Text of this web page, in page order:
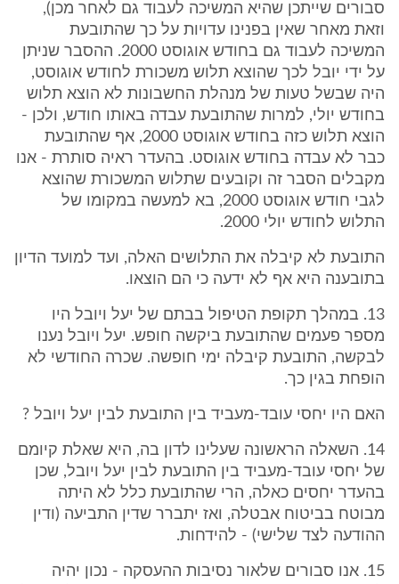
סבורים שייתכן שהיא המשיכה לעבוד גם לאחר מכן),
וזאת מאחר שאין בפנינו עדויות על כך שהתובעת
המשיכה לעבוד גם בחודש אוגוסט 2000. ההסבר שניתן
על ידי יובל לכך שהוצא תלוש משכורת לחודש אוגוסט,
היה שבשל טעות של מנהלת החשבונות לא הוצא תלוש
בחודש יולי, למרות שהתובעת עבדה באותו חודש, ולכן -
הוצא תלוש כזה בחודש אוגוסט 2000, אף שהתובעת
כבר לא עבדה בחודש אוגוסט. בהעדר ראיה סותרת - אנו
מקבלים הסבר זה וקובעים שתלוש המשכורת שהוצא
לגבי חודש אוגוסט 2000, בא למעשה במקומו של
התלוש לחודש יולי 2000.
התובעת לא קיבלה את התלושים האלה, ועד למועד הדיון
בתובענה היא אף לא ידעה כי הם הוצאו.
13. במהלך תקופת הטיפול בבתם של יעל ויובל היו
מספר פעמים שהתובעת ביקשה חופש. יעל ויובל נענו
לבקשה, התובעת קיבלה ימי חופשה. שכרה החודשי לא
הופחת בגין כך.
האם היו יחסי עובד-מעביד בין התובעת לבין יעל ויובל ?
14. השאלה הראשונה שעלינו לדון בה, היא שאלת קיומם
של יחסי עובד-מעביד בין התובעת לבין יעל ויובל, שכן
בהעדר יחסים כאלה, הרי שהתובעת כלל לא היתה
מבוטח בביטוח אבטלה, ואז יתברר שדין התביעה (ודין
ההודעה לצד שלישי) - להידחות.
15. אנו סבורים שלאור נסיבות ההעסקה - נכון יהיה